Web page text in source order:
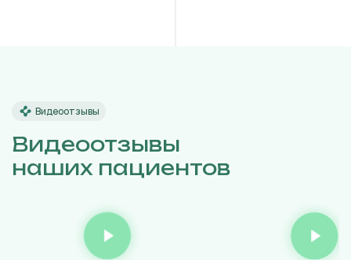
Видеоотзывы
Видеоотзывы
наших пациентов